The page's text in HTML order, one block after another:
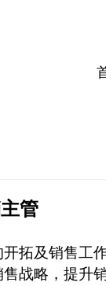
管
拓及销售工
战略，提升